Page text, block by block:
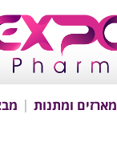
מארזים ומתנות